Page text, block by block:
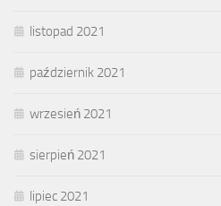
listopad 2021
październik 2021
wrzesień 2021
sierpień 2021
lipiec 2021